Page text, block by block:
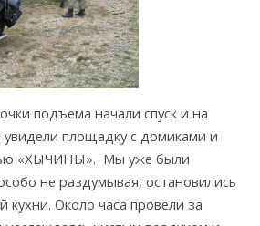
подъема начали спуск и на
площадку с домиками и
«ХЫЧИНЫ». Мы уже были
не раздумывая, остановились
кухни. Около часа провели за